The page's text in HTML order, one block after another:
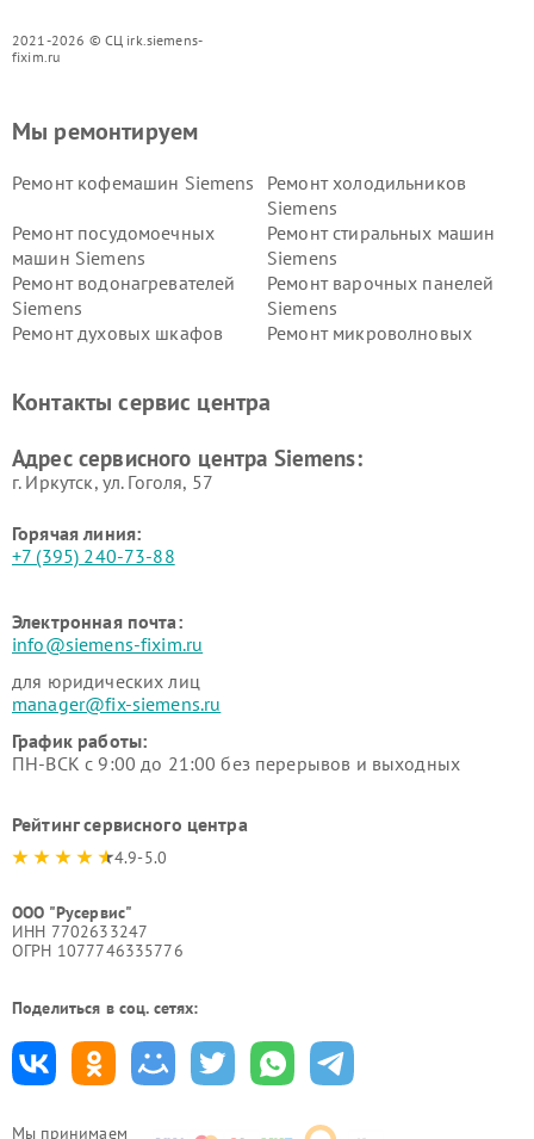
2021-2026 © СЦ irk.siemens-
fixim.ru
Мы принимаем
Мы ремонтируем
Ремонт кофемашин Siemens
Ремонт холодильников
Siemens
Ремонт посудомоечных
машин Siemens
Ремонт стиральных машин
Siemens
Ремонт водонагревателей
Siemens
Ремонт варочных панелей
Siemens
Ремонт духовых шкафов
Ремонт микроволновых
Siemens
Siemens
Siemens
Siemens
Контакты сервис центра
Адрес сервисного центра Siemens:
г. Иркутск, ул. ​Гоголя, 57
Горячая линия:
+7 (395) 240-73-88
Электронная почта:
info@siemens-fixim.ru
для юридических лиц
manager@fix-siemens.ru
График работы:
ПН-ВСК с 9:00 до 21:00 без перерывов и выходных
Рейтинг сервисного центра
4.9-5.0
ООО "Русервис"
ИНН 7702633247
ОГРН 1077746335776
Поделиться в соц. сетях: